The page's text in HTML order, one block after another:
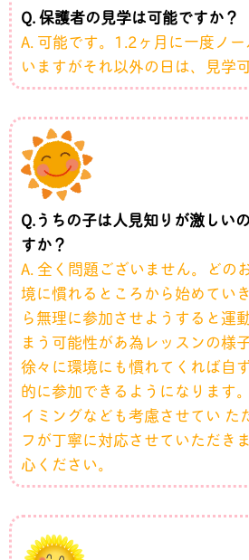
Q. 保護者の見学は可能ですか？
A. 可能です。1.2ヶ月に一度ノ
いますがそれ以外の日は、見学
Q.うちの子は人見知りが激しい
すか？
A. 全く問題ございません。どの
境に慣れるところから始めてい
ら無理に参加させようすると運
まう可能性があ為レッスンの様
徐々に環境にも慣れてくれば自
的に参加できるようになります
イミングなども考慮させてい た
フが丁寧に対応させていただき
心ください。